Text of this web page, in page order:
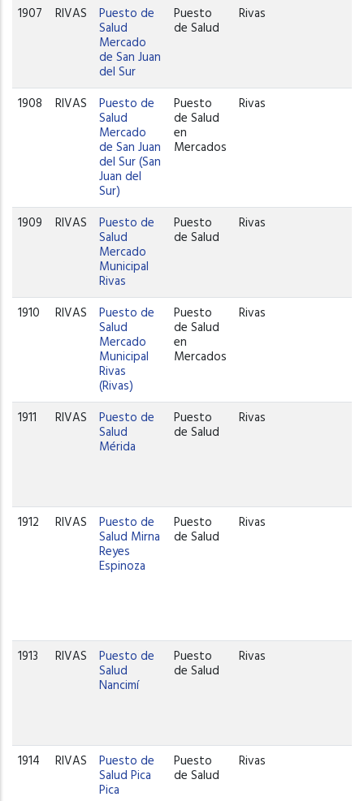
1907 RIVAS Puesto de
Salud
Mercado
de San Juan
del Sur
Puesto
de Salud
Rivas
1908 RIVAS Puesto de
Salud
Mercado
de San Juan
del Sur (San
Juan del
Sur)
Puesto
de Salud
en
Mercados
Rivas
1909 RIVAS Puesto de
Salud
Mercado
Municipal
Rivas
Puesto
de Salud
Rivas
1910 RIVAS Puesto de
Salud
Mercado
Municipal
Rivas
(Rivas)
Puesto
de Salud
en
Mercados
Rivas
1911 RIVAS Puesto de
Salud
Mérida
Puesto
de Salud
Rivas
1912 RIVAS Puesto de
Salud Mirna
Reyes
Espinoza
Puesto
de Salud
Rivas
1913 RIVAS Puesto de
Salud
Nancimí
Puesto
de Salud
Rivas
1914 RIVAS Puesto de
Salud Pica
Pica
Puesto
de Salud
Rivas